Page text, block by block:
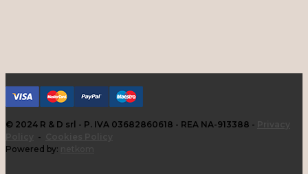
© 2024 R & D srl - P. IVA 03682860618 - REA NA-913388 -
-
Powered by: